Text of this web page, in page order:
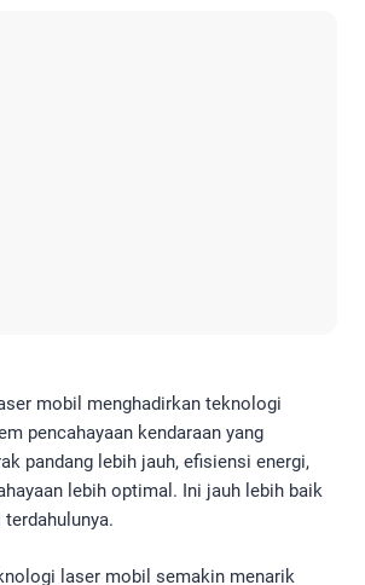
mobil menghadirkan teknologi
pencahayaan kendaraan yang
pandang lebih jauh, efisiensi energi,
lebih optimal. Ini jauh lebih baik
laser mobil semakin menarik